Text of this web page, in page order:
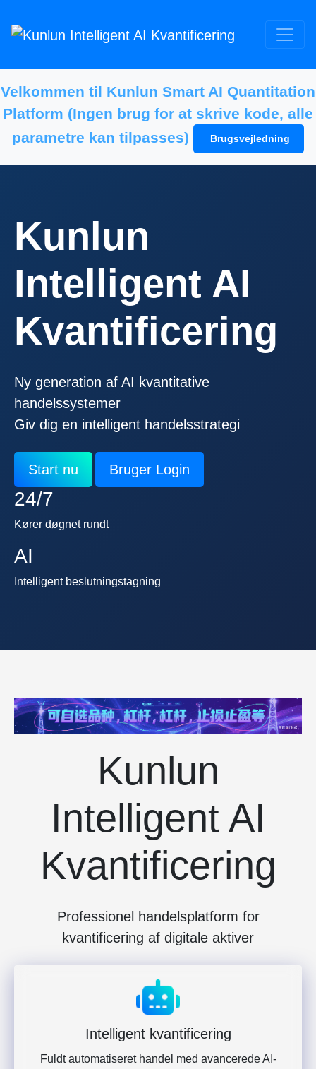
Velkommen til Kunlun Smart AI Quantitation
Platform (Ingen brug for at skrive kode, alle
parametre kan tilpasses)
Brugsvejledning
Kunlun
Intelligent AI
Kvantificering
Ny generation af AI kvantitative
handelssystemer
Giv dig en intelligent handelsstrategi
Start nu Bruger Login
24/7
Kører døgnet rundt
AI
Intelligent beslutningstagning
Kunlun
Intelligent AI
Kvantificering
Professionel handelsplatform for
kvantificering af digitale aktiver
Intelligent kvantificering
Fuldt automatiseret handel med avancerede AI-